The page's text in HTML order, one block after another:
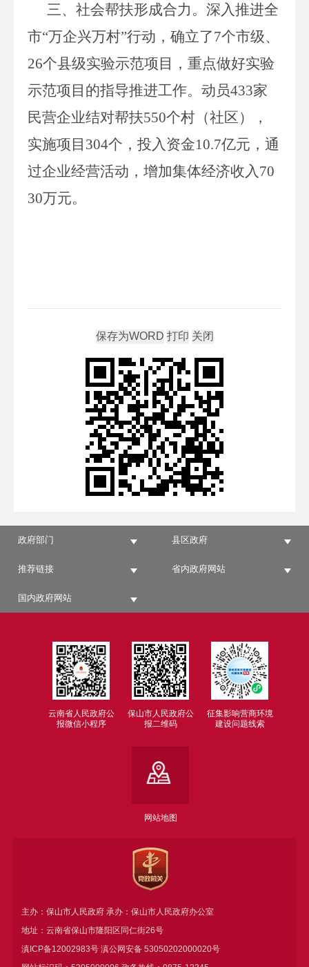
三、社会帮扶形成合力。 深入推进全
市“万企兴万村”行动，确立了7个市级、
26个县级实验示范项目，重点做好实验
示范项目的指导推进工作。动员433家
民营企业结对帮扶550个村（社区），
实施项目 304个，投入资金10.7亿元，通
过企业经营活动，增加集体经济收入70
30万元。
政府部门 县区政府
推荐链接 省内政府网站
国内政府网站
云南省人民政府公
报微信小程序
保山市人民政府公
报二维码
征集影响营商环境
建设问题线索
网站地图
主办：保山市人民政府 承办：保山市人民政府办公室
地址：云南省保山市隆阳区同仁街26号
滇ICP备12002983号滇公网安备 53050202000020号